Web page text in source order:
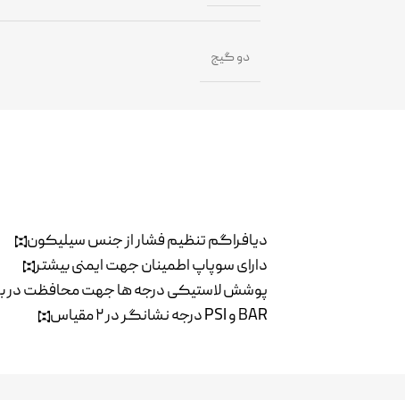
دو گیج
دیافراگم تنظیم فشار از جنس سیلیکون
دارای سوپاپ اطمینان جهت ایمنی بیشتر
پوشش لاستیکی درجه ها جهت محافظت در
درجه نشانگر در ۲ مقیاس PSI و BAR